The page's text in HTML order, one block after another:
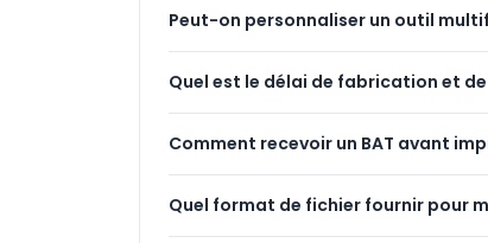
Peut-on personnaliser un outil
Quel est le délai de fabrication et
Comment recevoir un BAT avant
Quel format de fichier fournir pour